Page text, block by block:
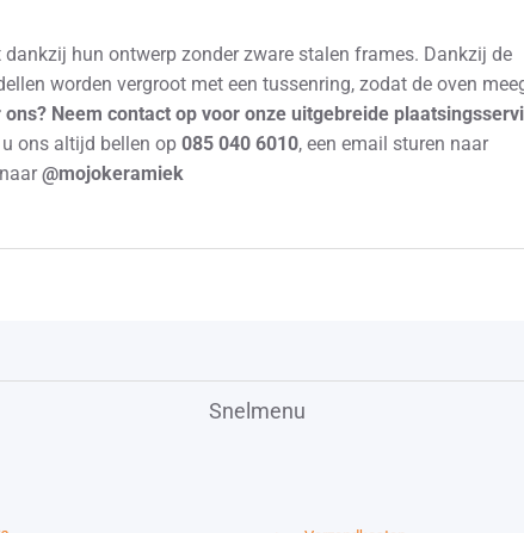
hun ontwerp zonder zware stalen frames. Dankzij de
worden vergroot met een tussenring, zodat de oven
Neem contact op voor onze uitgebreide
ons altijd bellen op 085 040 6010, een email sturen naar
@mojokeramiek
Snelmenu